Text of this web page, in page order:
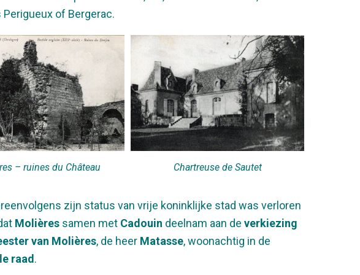
of Bergerac.
– ruines du Château Chartreuse de Sautet
zijn status van vrije koninklijke stad was verloren
Molièressamen met Cadouin deelnam aan de verkiezing
van Molières, de heer Matasse, woonachtig in de
raad .